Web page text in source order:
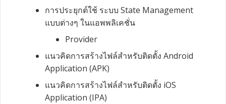
การประยุกต์ใช้ ระบบ State Management
แบบต่างๆ ในแอพพลิเคชั่น
Provider
แนวคิดการสร้างไฟล์สำหรับติดตั้ง Android
Application (APK)
แนวคิดการสร้างไฟล์สำหรับติดตั้ง iOS
Application (IPA)